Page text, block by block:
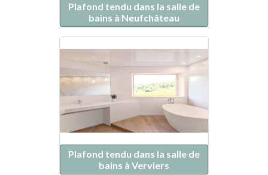
Plafond tendu dans la salle de
bains à Neufchâteau
Plafond tendu dans la salle de
bains à Verviers